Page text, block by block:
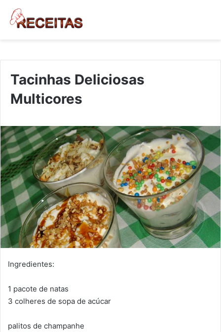
Tacinhas Deliciosas
Multicores
Ingredientes:
1 pacote de natas
3 colheres de sopa de acúcar
palitos de champanhe